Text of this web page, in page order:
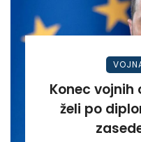
Konec
želi po